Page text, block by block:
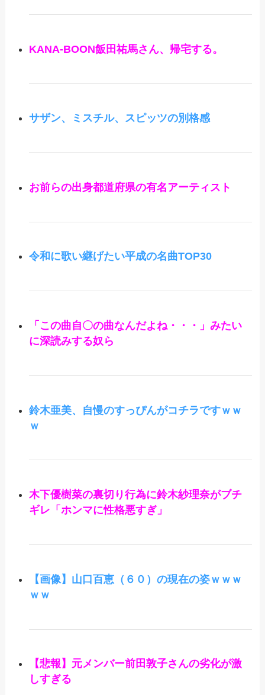
KANA-BOON飯田祐馬さん、帰宅する。
サザン、ミスチル、スピッツの別格感
お前らの出身都道府県の有名アーティスト
令和に歌い継げたい平成の名曲TOP30
「この曲自〇の曲なんだよね・・・」みたい
に深読みする奴ら
鈴木亜美、自慢のすっぴんがコチラですｗｗ
ｗ
木下優樹菜の裏切り行為に鈴木紗理奈がブチ
ギレ「ホンマに性格悪すぎ」
【画像】山口百恵（６０）の現在の姿ｗｗｗ
ｗｗ
【悲報】元メンバー前田敦子さんの劣化が激
しすぎる